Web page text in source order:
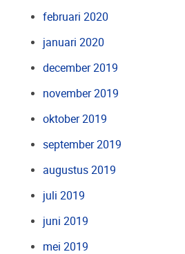
februari 2020
januari 2020
december 2019
november 2019
oktober 2019
september 2019
augustus 2019
juli 2019
juni 2019
mei 2019